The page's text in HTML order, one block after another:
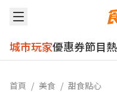
城市玩家優惠券節目
首頁 / 美食 / 甜食點心